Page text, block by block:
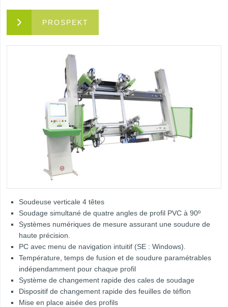
PROSPEKT
Soudeuse verticale 4 têtes
Soudage simultané de quatre angles de profil PVC à 90º
Systèmes numériques de mesure assurant une soudure de
haute précision.
PC avec menu de navigation intuitif (SE : Windows).
Température, temps de fusion et de soudure paramétrables
indépendamment pour chaque profil
Système de changement rapide des cales de soudage
Dispositif de changement rapide des feuilles de téflon
Mise en place aisée des profils